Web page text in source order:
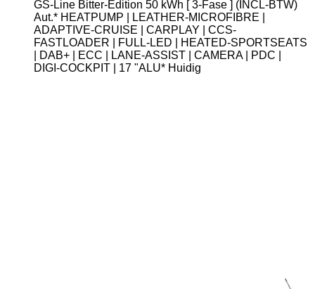
GS-Line Bitter-Edition 50 kWh [ 3-Fase ] (INCL-BTW)
Aut.* HEATPUMP | LEATHER-MICROFIBRE |
ADAPTIVE-CRUISE | CARPLAY | CCS-
FASTLOADER | FULL-LED | HEATED-SPORTSEATS
| DAB+ | ECC | LANE-ASSIST | CAMERA | PDC |
DIGI-COCKPIT | 17 "ALU* Huidig